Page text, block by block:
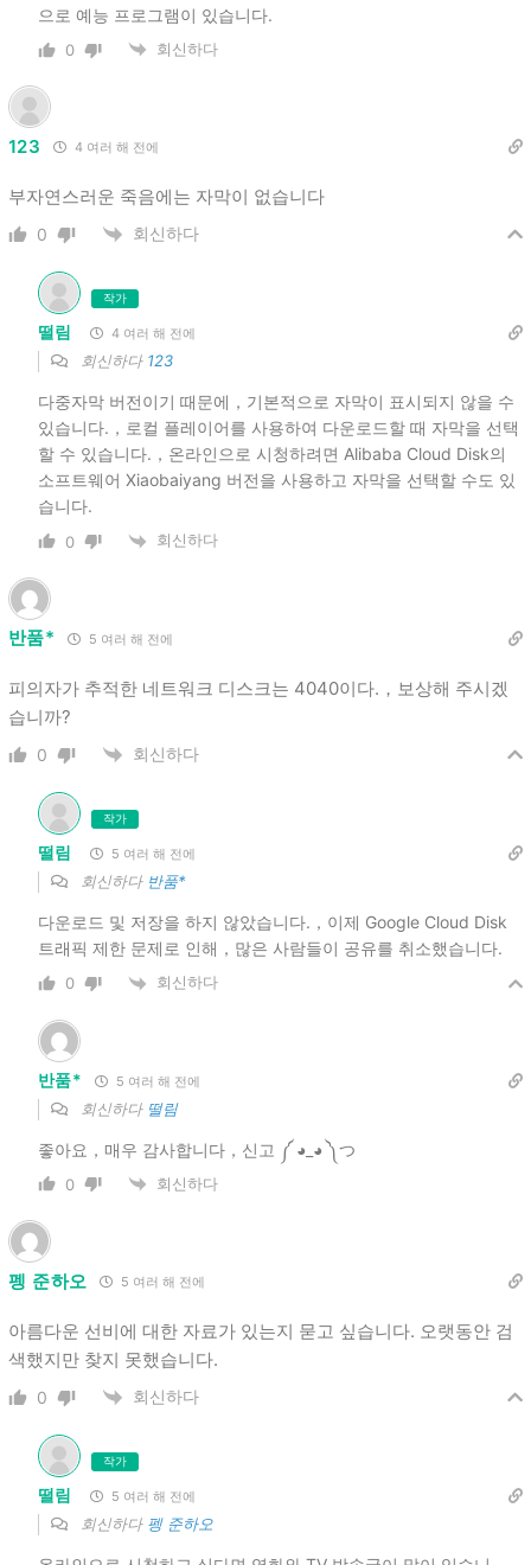
으로 예능 프로그램이 있습니다.
0 회신하다
123 4 여러 해 전에
부자연스러운 죽음에는 자막이 없습니다
0 회신하다
작가
떨림 4 여러 해 전에
회신하다 123
다중자막 버전이기 때문에，기본적으로 자막이 표시되지 않을 수
있습니다.，로컬 플레이어를 사용하여 다운로드할 때 자막을 선택
할 수 있습니다.，온라인으로 시청하려면 Alibaba Cloud Disk의
소프트웨어 Xiaobaiyang 버전을 사용하고 자막을 선택할 수도 있
습니다.
0 회신하다
반품* 5 여러 해 전에
피의자가 추적한 네트워크 디스크는 4040이다.，보상해 주시겠
습니까?
0 회신하다
작가
떨림 5 여러 해 전에
회신하다 반품*
다운로드 및 저장을 하지 않았습니다.，이제 Google Cloud Disk
트래픽 제한 문제로 인해，많은 사람들이 공유를 취소했습니다.
0 회신하다
반품* 5 여러 해 전에
회신하다 떨림
좋아요，매우 감사합니다，신고 ༼ ◕_◕ ༽つ
0 회신하다
펭 준하오 5 여러 해 전에
아름다운 선비에 대한 자료가 있는지 묻고 싶습니다. 오랫동안 검
색했지만 찾지 못했습니다.
0 회신하다
작가
떨림 5 여러 해 전에
회신하다 펭 준하오